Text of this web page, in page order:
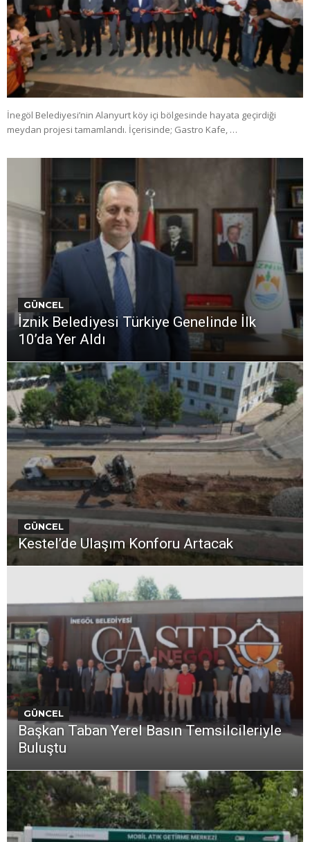
İnegöl Belediyesi’nin Alanyurt köy içi bölgesinde hayata geçirdiği
meydan projesi tamamlandı. İçerisinde; Gastro Kafe, …
GÜNCEL
İznik Belediyesi Türkiye Genelinde İlk
10’da Yer Aldı
GÜNCEL
Kestel’de Ulaşım Konforu Artacak
GÜNCEL
Başkan Taban Yerel Basın Temsilcileriyle
Buluştu